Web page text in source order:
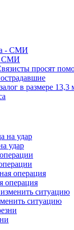
СМИ
просят
в размере 13,3
удар
операция
ситуацию